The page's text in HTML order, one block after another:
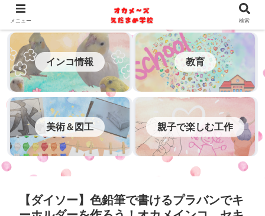
インコ情報 教育
美術＆図工 親子で楽しむ工作
【ダイソー】色鉛筆で書けるプラバンでキ
メニュー 検索